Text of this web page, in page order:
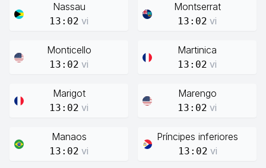
Nassau
13:02 vi
Montserrat
13:02 vi
Monticello
13:02 vi
Martinica
13:02 vi
Marigot
13:02 vi
Marengo
13:02 vi
Manaos
13:02 vi
Príncipes inferiores
13:02 vi